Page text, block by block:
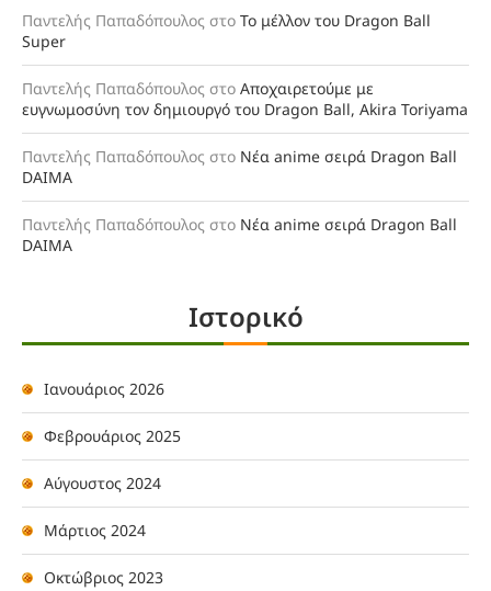
Παντελής Παπαδόπουλος στο Το μέλλον του Dragon Ball
Super
Παντελής Παπαδόπουλος στο Αποχαιρετούμε με
ευγνωμοσύνη τον δημιουργό του Dragon Ball, Akira Toriyama
Παντελής Παπαδόπουλος στο Νέα anime σειρά Dragon Ball
DAIMA
Παντελής Παπαδόπουλος στο Νέα anime σειρά Dragon Ball
DAIMA
Ιστορικό
Ιανουάριος 2026
Φεβρουάριος 2025
Αύγουστος 2024
Μάρτιος 2024
Οκτώβριος 2023